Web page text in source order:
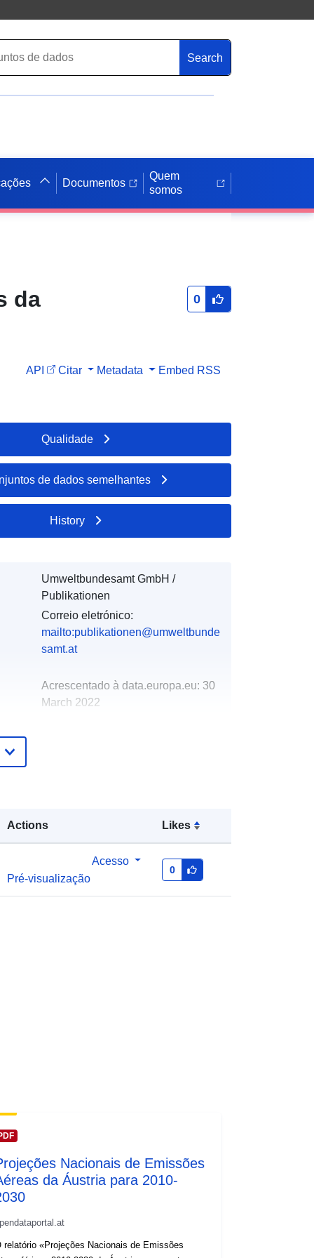
Search
Documentos
Quem
somos
da 0
API Citar Metadata Embed RSS
Actions Likes
Acesso
Pré-visualização
0
Qualidade
de dados semelhantes
History
Umweltbundesamt GmbH /
Publikationen
Correio eletrónico:
mailto:publikationen@umweltbunde
samt.at
Acrescentado à data.europa.eu: 30
March 2022
Nacionais de Emissões
da Áustria para 2010-
relatório «Projeções Nacionais de Emissões